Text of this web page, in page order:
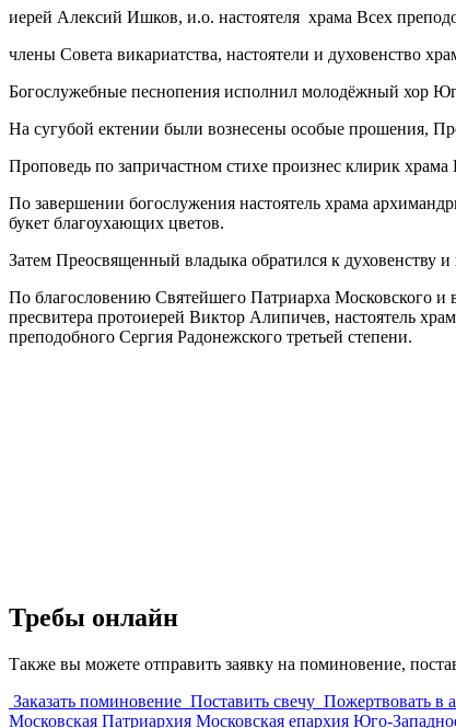
иерей Алексий Ишков, и.о. настоятеля храма Всех
члены Совета викариатства, настоятели и духовенство
Богослужебные песнопения исполнил молодёжный хор
На сугубой ектении были вознесены особые прошения,
Проповедь по запричастном стихе произнес клирик
По завершении богослужения настоятель храма
букет благоухающих цветов.
Затем Преосвященный владыка обратился к духовенству
По благословению Святейшего Патриарха Московского и
пресвитера протоиерей Виктор Алипичев, настоятель
преподобного Сергия Радонежского третьей степени.
Требы онлайн
Также вы можете отправить заявку на поминовение,
Заказать поминовение Поставить свечу Пожертвовать в
Московская Патриархия Московская епархия Юго-